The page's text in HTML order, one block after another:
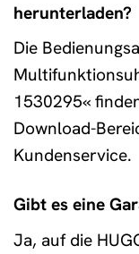
herunterladen?
Die
1530295«
Download-
Kundenservice.
Gibt es eine
Ja, auf die